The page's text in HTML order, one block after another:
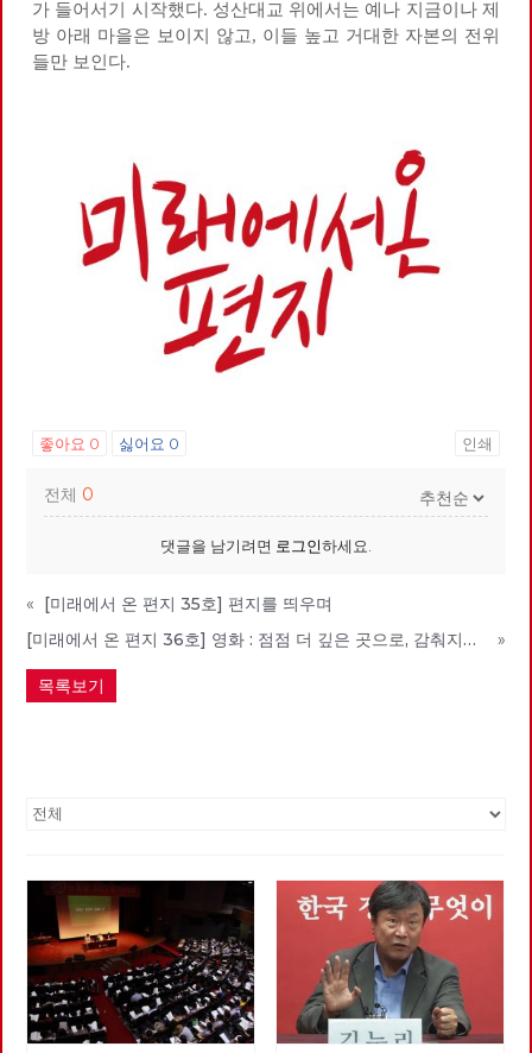
가 들어서기 시작했다. 성산대교 위에서는 예나 지금이나 제
방 아래 마을은 보이지 않고, 이들 높고 거대한 자본의 전위
들만 보인다.
좋아요 0 싫어요 0 인쇄
전체 0
댓글을 남기려면 로그인하세요.
«
[미래에서 온 편지 35호] 편지를 띄우며
[미래에서 온 편지 36호] 영화 : 점점 더 깊은 곳으로, 감춰지고 사라지는 노동에 관한 관찰기 <언더그라운드>
»
목록보기